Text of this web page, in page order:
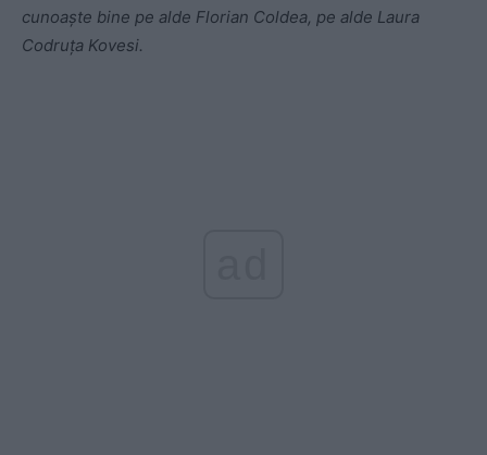
cunoaște bine pe alde Florian Coldea, pe alde Laura
Codruța Kovesi.